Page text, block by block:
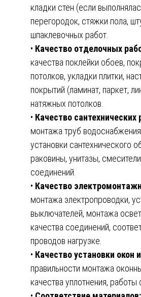
кладки стен (если
перегородок, стяжки пола,
шпаклевочных работ.
• Качество отделочных
качества поклейки обоев,
потолков, укладки плитки,
покрытий (ламинат, паркет,
натяжных потолков.
• Качество сантехнических
монтажа труб водоснабжения
установки сантехнического
раковины, унитазы,
соединений.
• Качество
монтажа электропроводки,
выключателей, монтажа
качества соединений,
проводов нагрузке.
• Качество установки окон
правильности монтажа
качества уплотнения, работы